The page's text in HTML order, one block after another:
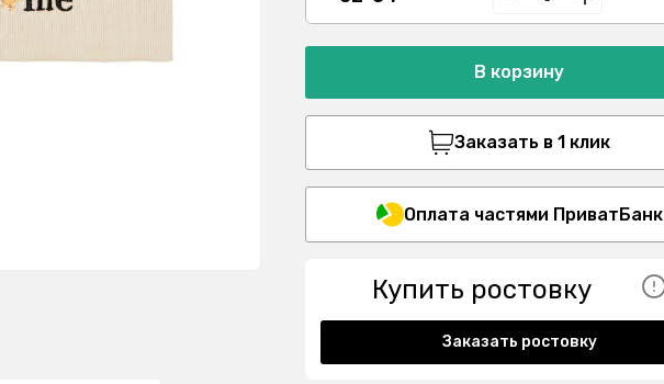
В корзину
Заказать в 1 клик
Оплата частями ПриватБанк
Купить ростовку
Заказать ростовку